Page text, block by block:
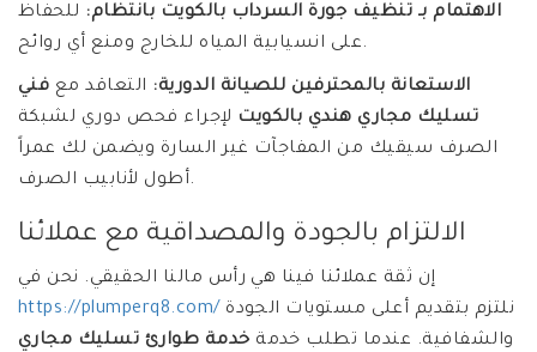
الاهتمام بـ تنظيف جورة السرداب بالكويت بانتظام: للحفاظ
على انسيابية المياه للخارج ومنع أي روائح.
الاستعانة بالمحترفين للصيانة الدورية: التعاقد مع فني
تسليك مجاري هندي بالكويت لإجراء فحص دوري لشبكة
الصرف سيقيك من المفاجآت غير السارة ويضمن لك عمراً
أطول لأنابيب الصرف.
الالتزام بالجودة والمصداقية مع عملائنا
إن ثقة عملائنا فينا هي رأس مالنا الحقيقي. نحن في
https://plumperq8.com/
والشفافية. عندما تطلب خدمة خدمة طوارئ تسليك مجاري